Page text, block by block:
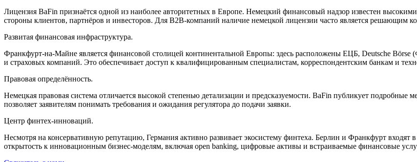
Лицензия BaFin признаётся одной из наиболее авторитетных в Европе. Немецкий финансовый надзор известен
стороны клиентов, партнёров и инвесторов. Для B2B-компаний наличие немецкой лицензии часто является решающим
Развитая финансовая инфраструктура.
Франкфурт-на-Майне является финансовой столицей континентальной Европы: здесь расположены ЕЦБ, Deutsche
и страховых компаний. Это обеспечивает доступ к квалифицированным специалистам, корреспондентским банкам и
Правовая определённость.
Немецкая правовая система отличается высокой степенью детализации и предсказуемости. BaFin публикует подробные
позволяет заявителям понимать требования и ожидания регулятора до подачи заявки.
Центр финтех-инноваций.
Несмотря на консервативную репутацию, Германия активно развивает экосистему финтеха. Берлин и Франкфурт
открытость к инновационным бизнес-моделям, включая open banking, цифровые активы и встраиваемые финансовые